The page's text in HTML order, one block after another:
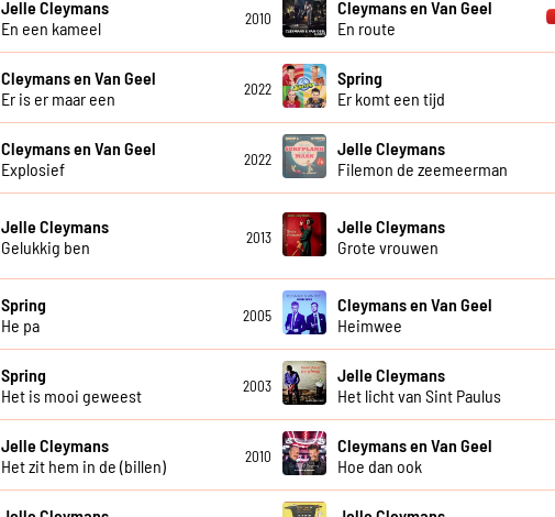
Jelle Cleymans
En een kameel
2010
Cleymans en Van Geel
En route
Cleymans en Van Geel
Er is er maar een
2022
Spring
Er komt een tijd
Cleymans en Van Geel
Explosief
2022
Jelle Cleymans
Filemon de zeemeerman
Jelle Cleymans
Gelukkig ben
2013
Jelle Cleymans
Grote vrouwen
Spring
He pa
2005
Cleymans en Van Geel
Heimwee
Spring
Het is mooi geweest
2003
Jelle Cleymans
Het licht van Sint Paulus
Jelle Cleymans
Het zit hem in de (billen)
2010
Cleymans en Van Geel
Hoe dan ook